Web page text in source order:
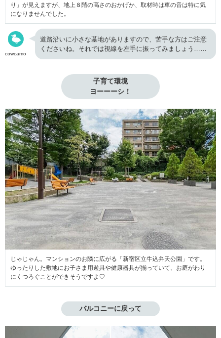
り」が見えますが、地上８階の高さのおかげか、取材時は車の音は特に気
になりませんでした。
cowcamo
道路沿いに小さな墓地がありますので、苦手な方はご注意
くださいね。それでは視線を左手に振ってみましょう……
子育て環境
ヨーーーシ！
じゃじゃん。マンションのお隣に広がる「新宿区立牛込弁天公園」です。
ゆったりした敷地にお子さま用遊具や健康器具が揃っていて、お庭がわり
にくつろぐことができそうですよ♡
バルコニーに戻って